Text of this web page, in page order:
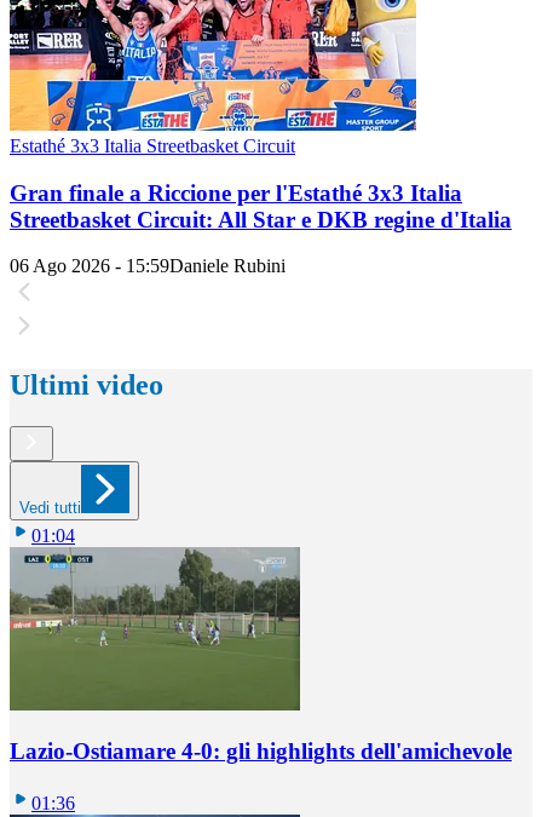
Estathé 3x3 Italia Streetbasket Circuit
Gran finale a Riccione per l'Estathé 3x3 Italia
Streetbasket Circuit: All Star e DKB regine d'Italia
06 Ago 2026 - 15:59Daniele Rubini
Ultimi video
Vedi tutti
01:04
Lazio-Ostiamare 4-0: gli highlights dell'amichevole
01:36